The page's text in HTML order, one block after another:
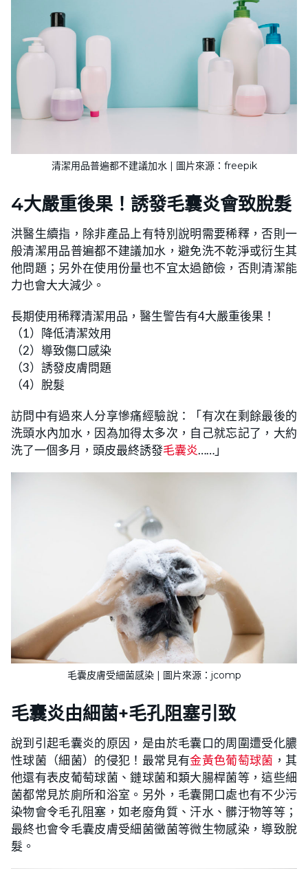
清潔用品普遍都不建議加水 | 圖片來源：freepik
4大嚴重後果！誘發毛囊炎會致脫髮
洪醫生續指，除非產品上有特別說明需要稀釋，否則一
般清潔用品普遍都不建議加水，避免洗不乾淨或衍生其
他問題；另外在使用份量也不宜太過節儉，否則清潔能
力也會大大減少。
長期使用稀釋清潔用品，醫生警告有4大嚴重後果！
（1）降低清潔效用
（2）導致傷口感染
（3）誘發皮膚問題
（4）脫髮
訪問中有過來人分享慘痛經驗說：「有次在剩餘最後的
洗頭水內加水，因為加得太多次，自己就忘記了，大約
洗了一個多月，頭皮最終誘發毛囊炎……」
毛囊皮膚受細菌感染 | 圖片來源：jcomp
毛囊炎由細菌+毛孔阻塞引致
說到引起毛囊炎的原因，是由於毛囊口的周圍遭受化膿
性球菌（細菌）的侵犯！最常見有金黃色葡萄球菌 ，其
他還有表皮葡萄球菌、鏈球菌和類大腸桿菌等，這些細
菌都常見於廁所和浴室。另外，毛囊開口處也有不少污
染物會令毛孔阻塞，如老廢角質、汗水、髒汙物等等；
最終也會令毛囊皮膚受細菌黴菌等微生物感染，導致脫
髮。